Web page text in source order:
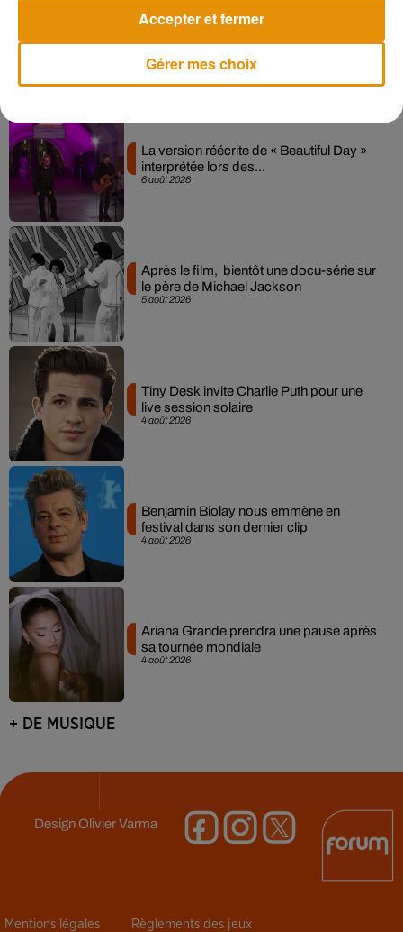
6 août 2026
Pomme emprunte le décor de l’émission
« Loups Garous » pour son...
6 août 2026
La version réécrite de « Beautiful Day »
interprétée lors des...
5 août 2026
Après le film, bientôt une docu-série sur
le père de Michael Jackson
4 août 2026
Tiny Desk invite Charlie Puth pour une
live session solaire
4 août 2026
Benjamin Biolay nous emmène en
festival dans son dernier clip
4 août 2026
Ariana Grande prendra une pause après
sa tournée mondiale
+ DE MUSIQUE
DesignOlivier Varma
Mentions légales Règlements des jeux
Gérer mes choix
Accepter et fermer